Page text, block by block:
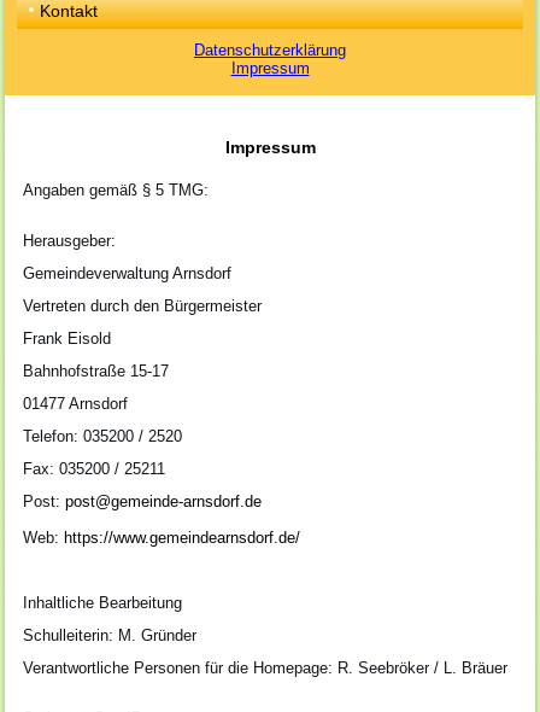
Kontakt
Datenschutzerklärung
Impressum
Impressum
Angaben gemäß § 5 TMG:
Herausgeber:
Gemeindeverwaltung Arnsdorf
Vertreten durch den Bürgermeister
Frank Eisold
Bahnhofstraße 15-17
01477 Arnsdorf
Telefon: 035200 / 2520
Fax: 035200 / 25211
Post:post@gemeinde-arnsdorf.de
Web: https://www.gemeindearnsdorf.de/
Inhaltliche Bearbeitung
Schulleiterin: M. Gründer
Verantwortliche Personen für die Homepage: R. Seebröker / L. Bräuer